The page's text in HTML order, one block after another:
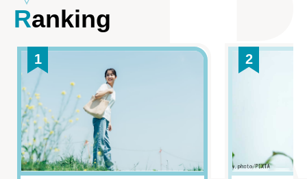
Ranking
1 2